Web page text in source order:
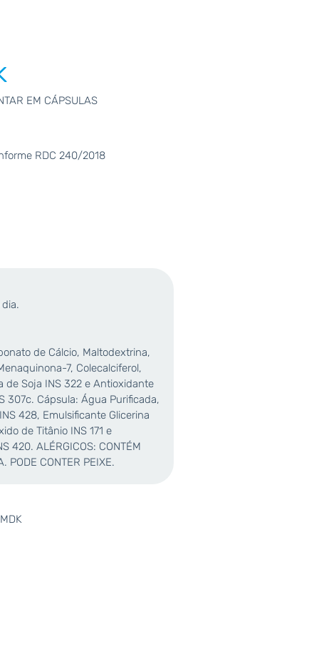
EM CÁPSULAS
RDC 240/2018
de Cálcio, Maltodextrina,
7, Colecalciferol,
de Soja INS 322 e Antioxidante
307c. Cápsula: Água Purificada,
428, Emulsificante Glicerina
de Titânio INS 171 e
420. ALÉRGICOS: CONTÉM
PODE CONTER PEIXE.